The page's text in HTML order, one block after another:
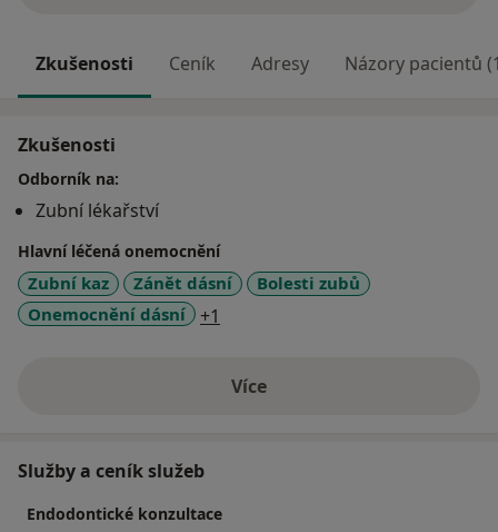
Zkušenosti Ceník Adresy Názory pacientů
Zkušenosti
Odborník na:
Zubní lékařství
Hlavní léčená onemocnění
Zubní kaz Zánět dásní
Bolesti zubů
Onemocnění dásní
+1
Víceo zkušenostech
Služby a ceník služeb
Endodontické konzultace